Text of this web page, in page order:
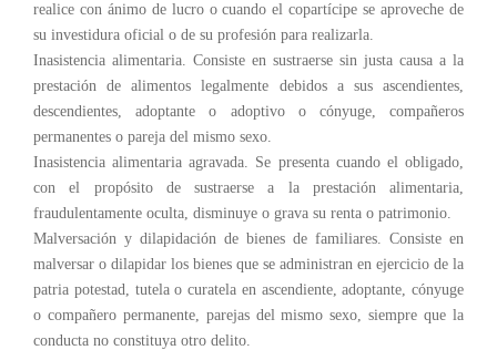
realice con ánimo de lucro o cuando el copartícipe se aproveche de
su investidura oficial o de su profesión para realizarla.
Inasistencia alimentaria. Consiste en sustraerse sin justa causa a la
prestación de alimentos legalmente debidos a sus ascendientes,
descendientes, adoptante o adoptivo o cónyuge, compañeros
permanentes o pareja del mismo sexo.
Inasistencia alimentaria agravada. Se presenta cuando el obligado,
con el propósito de sustraerse a la prestación alimentaria,
fraudulentamente oculta, disminuye o grava su renta o patrimonio.
Malversación y dilapidación de bienes de familiares. Consiste en
malversar o dilapidar los bienes que se administran en ejercicio de la
patria potestad, tutela o curatela en ascendiente, adoptante, cónyuge
o compañero permanente, parejas del mismo sexo, siempre que la
conducta no constituya otro delito.